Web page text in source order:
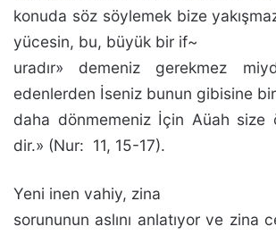
konuda söz söylemek bize
yücesin, bu, büyük bir if~
uradır» demeniz gerekmez
edenlerden İseniz bu­nun gibisine bir
daha dönmemeniz İçin Aüah
dir.» (Nur: 11, 15-17).
Yeni inen vahiy, zina
sorununun aslını anlatıyor ve zi­na